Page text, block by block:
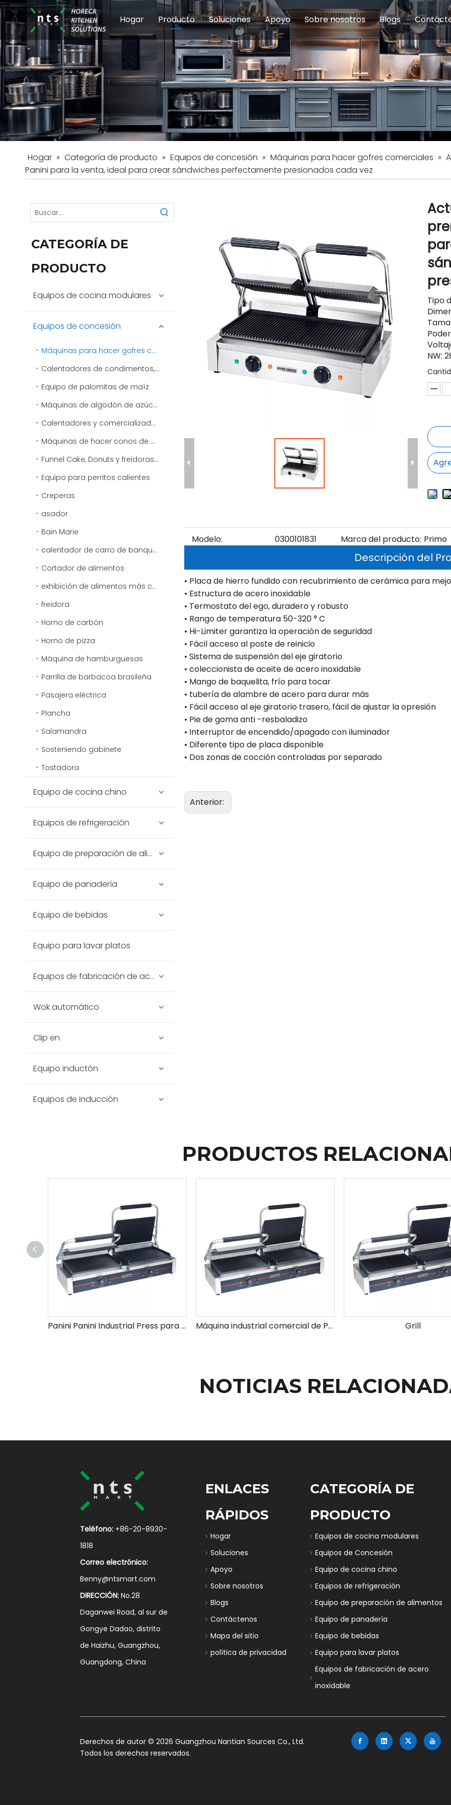
Hogar Producto
Equipos de cocina modulares Equipos de Concesión Equipo
Equipo de preparación de alimentosEquipo de panadería Equipo
Soluciones
Escuelas y educación Comedor del personal
Hoteles Restaurante y comida
Apoyo
Servicio Preguntas
Sobre nosotros
Introducción de la empresa
Blogs
Hogar » Categoría de producto » Equipos de concesión » Máquinas para hacer gofres comerciales »
Panini para la venta, ideal para crear sándwiches perfectamente presionados cada vez
CATEGORÍA DE
PRODUCTO
Equipos de cocina modulares
Equipos de concesión
Máquinas para hacer gofres comerciales
Calentadores de condimentos, aderezos y salsas
Equipo de palomitas de maíz
Máquinas de algodón de azúcar
Calentadores y comercializadores de virutas
Máquinas de hacer conos de nieve y máquinas de afeitar de hielo comerciales
Funnel Cake, Donuts y freidoras especiales
Equipo para perritos calientes
Creperas
asador
Bain Marie
calentador de carro de banquete
Cortador de alimentos
exhibición de alimentos más cálido
freidora
Horno de carbón
Horno de pizza
Máquina de hamburguesas
Parrilla de barbacoa brasileña
Pasajera eléctrica
Plancha
Salamandra
Sosteniendo gabinete
Tostadora
Equipo de cocina chino
Equipos de refrigeración
Equipo de preparación de alimentos
Equipo de panadería
Equipo de bebidas
Equipo para lavar platos
Equipos de fabricación de acero inoxidable
Wok automático
Clip en
Equipo inductón
Equipos de inducción
Tipo
NW:
Modelo: 0300101831 Marca del producto: Primo
Descripción del
• Placa de hierro fundido con recubrimiento de cerámica para
• Estructura de acero inoxidable
• Termostato del ego, duradero y robusto
• Rango de temperatura 50-320 ° C
• Hi-Limiter garantiza la operación de seguridad
• Fácil acceso al poste de reinicio
• Sistema de suspensión del eje giratorio
• coleccionista de aceite de acero inoxidable
• Mango de baquelita, frío para tocar
• tubería de alambre de acero para durar más
• Fácil acceso al eje giratorio trasero, fácil de ajustar la opresión
• Pie de goma anti -resbaladizo
• Interruptor de encendido/apagado con iluminador
• Diferente tipo de placa disponible
• Dos zonas de cocción controladas por separado
Anterior:
PRODUCTOS
Panini Panini Industrial Press para uso comercial Buena parrilla Panini con temperatura ajustable para sándwiches paninis y más Máquina industrial comercial de Panini Panini Press para restaurantes Cafes fabricante de Panini de grado profesional con control de temperatura ajustable Grill
NOTICIAS
Teléfono: +86-20-8930-
1818
Correo electrónico:
Benny@ntsmart.com
DIRECCIÓN: No.28
Daganwei Road, al sur de
Gongye Dadao, distrito
de Haizhu, Guangzhou,
Guangdong, China
ENLACES
RÁPIDOS
Hogar
Soluciones
Apoyo
Sobre nosotros
Blogs
Contáctenos
Mapa del sitio
política de privacidad
CATEGORÍA DE
PRODUCTO
Equipos de cocina modulares
Equipos de Concesión
Equipo de cocina chino
Equipos de refrigeración
Equipo de preparación de alimentos
Equipo de panadería
Equipo de bebidas
Equipo para lavar platos
Equipos de fabricación de acero
inoxidable
​Derechos de autor ©2026 Guangzhou Nantian Sources Co., Ltd.
Todos los derechos reservados.